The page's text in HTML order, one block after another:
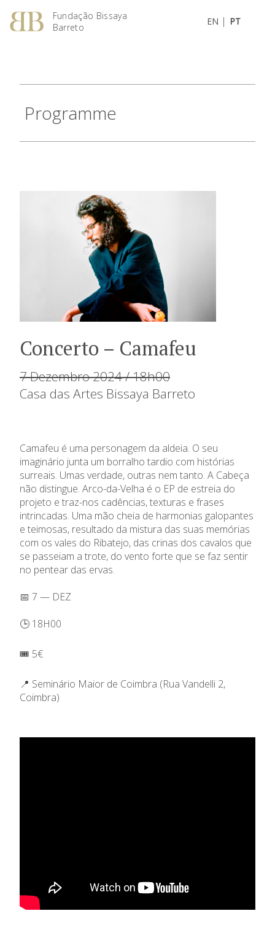
Fundação Bissaya
Barreto
EN | PT
Programme
Concerto – Camafeu
7 Dezembro 2024 / 18h00
Casa das Artes Bissaya Barreto
Camafeu é uma personagem da aldeia. O seu
imaginário junta um borralho tardio com histórias
surreais. Umas verdade, outras nem tanto. A Cabeça
não distingue. Arco-da-Velha é o EP de estreia do
projeto e traz-nos cadências, texturas e frases
intrincadas. Uma mão cheia de harmonias galopantes
e teimosas, resultado da mistura das suas memórias
com os vales do Ribatejo, das crinas dos cavalos que
se passeiam a trote, do vento forte que se faz sentir
no pentear das ervas.
📅 7 — DEZ
🕒 18H00
🎟️ 5€
📍 Seminário Maior de Coimbra (Rua Vandelli 2,
Coimbra)